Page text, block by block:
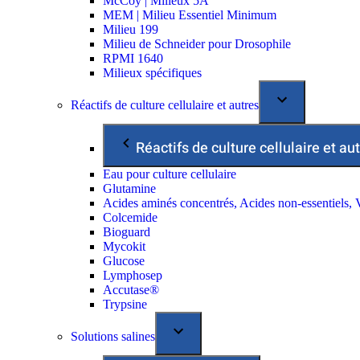
MEM | Milieu Essentiel Minimum
Milieu 199
Milieu de Schneider pour Drosophile
RPMI 1640
Milieux spécifiques
Réactifs de culture cellulaire et autres
Réactifs de culture cellulaire et
Eau pour culture cellulaire
Glutamine
Acides aminés concentrés, Acides non-essentiels,
Colcemide
Bioguard
Mycokit
Glucose
Lymphosep
Accutase®
Trypsine
Solutions salines